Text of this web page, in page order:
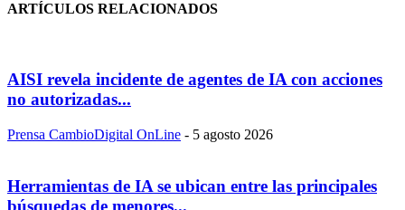
ARTÍCULOS RELACIONADOS
AISI revela incidente de agentes de IA con acciones
no autorizadas...
Prensa CambioDigital OnLine - 5 agosto 2026
Herramientas de IA se ubican entre las principales
búsquedas de menores...